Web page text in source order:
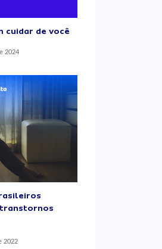
cuidar de você
2024
2022